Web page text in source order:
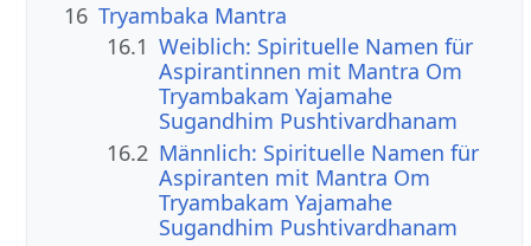
16 Tryambaka Mantra
16.1 Weiblich: Spirituelle Namen für
Aspirantinnen mit Mantra Om
Tryambakam Yajamahe
Sugandhim Pushtivardhanam
16.2 Männlich: Spirituelle Namen für
Aspiranten mit Mantra Om
Tryambakam Yajamahe
Sugandhim Pushtivardhanam